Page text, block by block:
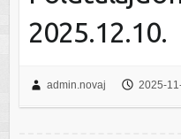
2025.12.10.
admin.novaj 2025-